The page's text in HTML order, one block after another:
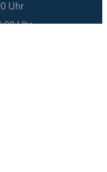
Uhr
Uhr